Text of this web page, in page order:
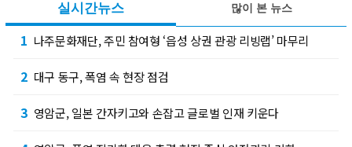
실시간뉴스
1 나주문화재단, 주민 참여형 ‘읍성 상권 관광 리빙랩’ 마무리
2 대구 동구, 폭염 속 현장 점검
3 영암군, 일본 간자키고와 손잡고 글로벌 인재 키운다
많이 본 뉴스